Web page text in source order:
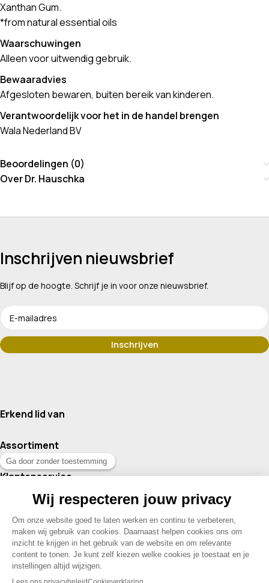
Xanthan Gum.
*from natural essential oils
Waarschuwingen
Alleen voor uitwendig gebruik.
Bewaaradvies
Afgesloten bewaren, buiten bereik van kinderen.
Verantwoordelijk voor het in de handel brengen
Wala Nederland BV
Beoordelingen (0)
Over Dr. Hauschka
Inschrijven nieuwsbrief
Blijf op de hoogte. Schrijf je in voor onze nieuwsbrief.
Erkend lid van
Assortiment
Klantenservice
Contact
© 2026 Drogisterij Het Geheim | Alle rechten voorbehouden |
Webdesign en hosting door Madoo|Sitemap